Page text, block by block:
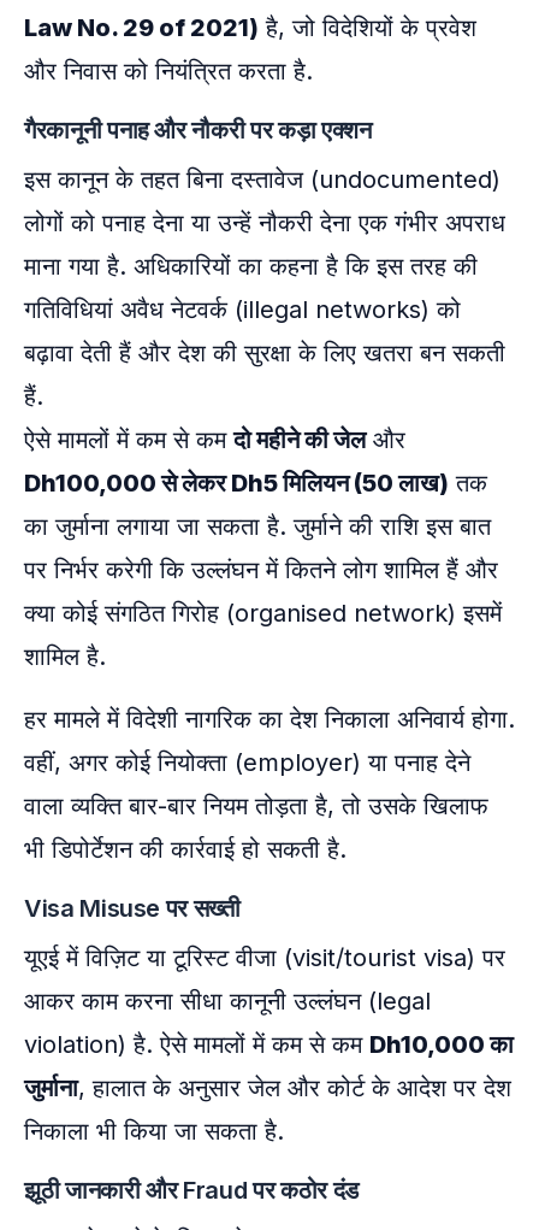
Law No. 29 of 2021) है, जो विदेशियों के प्रवेश
और निवास को नियंत्रित करता है.
गैरकानूनी पनाह और नौकरी पर कड़ा एक्शन
इस कानून के तहत बिना दस्तावेज (undocumented)
लोगों को पनाह देना या उन्हें नौकरी देना एक गंभीर अपराध
माना गया है. अधिकारियों का कहना है कि इस तरह की
गतिविधियां अवैध नेटवर्क (illegal networks) को
बढ़ावा देती हैं और देश की सुरक्षा के लिए खतरा बन सकती
हैं.
ऐसे मामलों में कम से कमदो महीने की जेलऔर
Dh100,000 से लेकर Dh5 मिलियन (50 लाख) तक
का जुर्माना लगाया जा सकता है. जुर्माने की राशि इस बात
पर निर्भर करेगी कि उल्लंघन में कितने लोग शामिल हैं और
क्या कोई संगठित गिरोह (organised network) इसमें
शामिल है.
हर मामले में विदेशी नागरिक का देश निकाला अनिवार्य होगा.
वहीं, अगर कोई नियोक्ता (employer) या पनाह देने
वाला व्यक्ति बार-बार नियम तोड़ता है, तो उसके खिलाफ
भी डिपोर्टेशन की कार्रवाई हो सकती है.
Visa Misuse पर सख्ती
यूएई में विज़िट या टूरिस्ट वीजा (visit/tourist visa) पर
आकर काम करना सीधा कानूनी उल्लंघन (legal
violation) है. ऐसे मामलों में कम से कम Dh10,000 का
जुर्माना, हालात के अनुसार जेल और कोर्ट के आदेश पर देश
निकाला भी किया जा सकता है.
झूठी जानकारी और Fraud पर कठोर दंड